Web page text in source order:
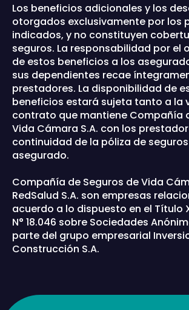
Los beneficios adicionales y los
otorgados exclusivamente por los
indicados, y no constituyen
seguros. La responsabilidad por el
de estos beneficios a los
sus dependientes recae
prestadores. La disponibilidad de
beneficios estará sujeta tanto a la
contrato que mantiene Compañía
Vida Cámara S.A. con los
continuidad de la póliza de
asegurado.
Compañía de Seguros de Vida
RedSalud S.A. son empresas
acuerdo a lo dispuesto en el Título
N° 18.046 sobre Sociedades
parte del grupo empresarial
Construcción S.A.